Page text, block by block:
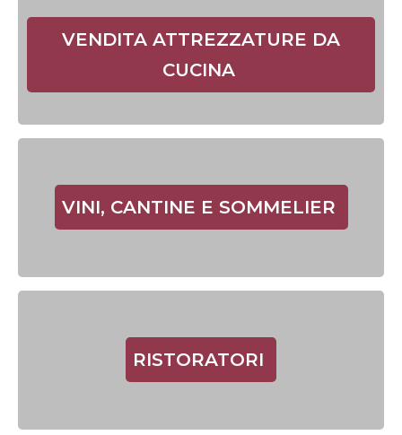
VENDITA ATTREZZATURE DA
CUCINA
VINI, CANTINE E SOMMELIER
RISTORATORI